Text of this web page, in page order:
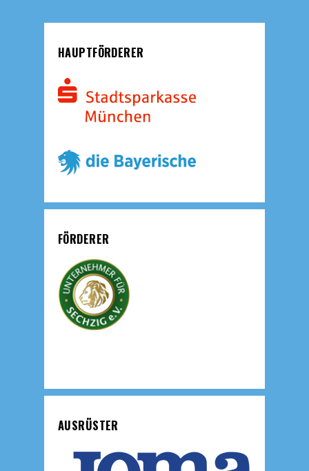
HAUPTFÖRDERER
FÖRDERER
AUSRÜSTER